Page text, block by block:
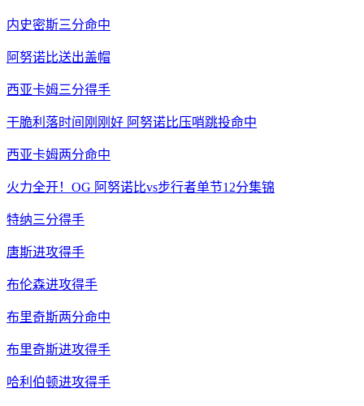
内史密斯三分命中
阿努诺比送出盖帽
西亚卡姆三分得手
干脆利落时间刚刚好 阿努诺比压哨跳投命中
西亚卡姆两分命中
火力全开！OG 阿努诺比vs步行者单节12分集锦
特纳三分得手
唐斯进攻得手
布伦森进攻得手
布里奇斯两分命中
布里奇斯进攻得手
哈利伯顿进攻得手